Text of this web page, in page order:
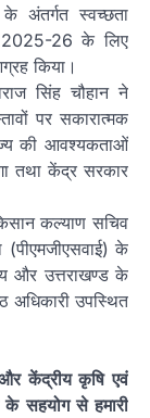
अंतर्गत स्वच्छता
2025-26 के लिए
किया।
सिंह चौहान ने
पर सकारात्मक
की आवश्यकताओं
तथा केंद्र सरकार
कल्याण सचिव
(पीएमजीएसवाई) के
और उत्तराखण्ड के
अधिकारी उपस्थित
और केंद्रीय कृषि एवं
के सहयोग से हमारी